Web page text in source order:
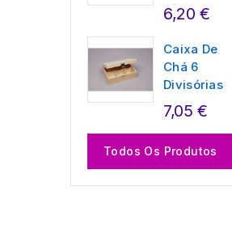
6,20 €
Caixa De
Chá 6
Divisórias
7,05 €
Todos Os Produtos